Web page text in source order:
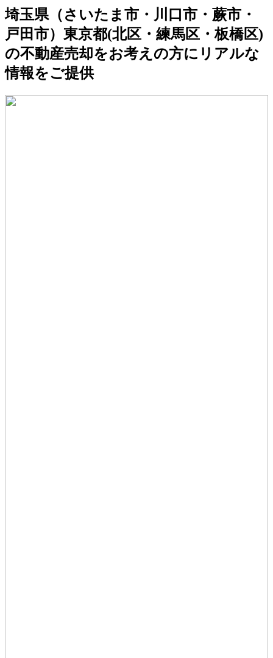
埼玉県（さいたま市・川口市・蕨市・
戸田市）東京都(北区・練馬区・板橋区)
の不動産売却をお考えの方にリアルな
情報をご提供